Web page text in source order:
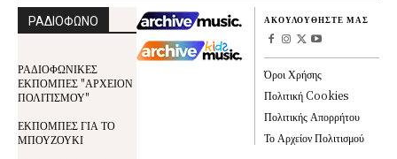
ΡΑΔΙΟΦΩΝΟ
ΡΑΔΙΟΦΩΝΙΚΕΣ
ΕΚΠΟΜΠΕΣ "ΑΡΧΕΙΟΝ
ΠΟΛΙΤΙΣΜΟΥ"
ΕΚΠΟΜΠΕΣ ΓΙΑ ΤΟ
ΜΠΟΥΖΟΥΚΙ
ΑΚΟΥΛΟΥΘΗΣΤΕ ΜΑΣ
Όροι Χρήσης
Πολιτική Cookies
Πολιτικής Απορρήτου
Το Αρχείον Πολιτισμού